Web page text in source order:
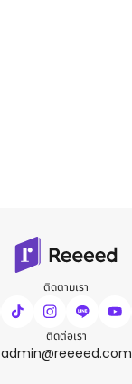
ติดตามเรา
ติดต่อเรา
admin@reeeed.com